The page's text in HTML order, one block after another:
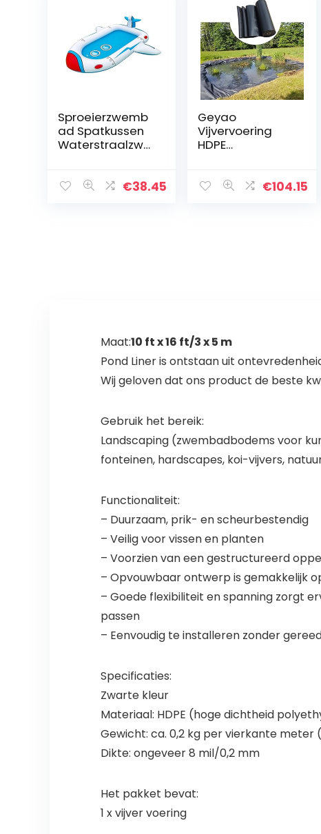
Sproeierzwemb
ad Spatkussen
Waterstraalzwe
erzeeërs
€38.45
Geyao
Vijvervoering
HDPE
6 m, 4 x 8 m, 5 x
€104.15
Maat:10 ft x 16 ft/3 x 5 m
Pond Liner is ontstaan uit
Wij geloven dat ons product de beste
Gebruik het bereik:
Landscaping (zwembadbodems voor
fonteinen, hardscapes, koi-vijvers,
Functionaliteit:
– Duurzaam, prik- en scheurbestendig
– Veilig voor vissen en planten
– Voorzien van een gestructureerd
– Opvouwbaar ontwerp is gemakkelijk
– Goede flexibiliteit en spanning zorgt
passen
– Eenvoudig te installeren zonder
Specificaties:
Zwarte kleur
Materiaal: HDPE (hoge dichtheid
Gewicht: ca. 0,2 kg per vierkante meter
Dikte: ongeveer 8 mil/0,2 mm
Het pakket bevat:
1 x vijver voering